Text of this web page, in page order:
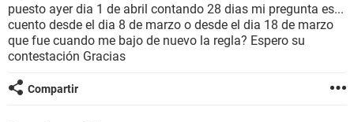
SEXUALIDAD
GLOSARIO
puesto ayer dia 1 de abril contando 28 dias mi pregunta es...
cuento desde el dia 8 de marzo o desde el dia 18 de marzo
que fue cuando me bajo de nuevo la regla? Espero su
contestación Gracias
Compartir